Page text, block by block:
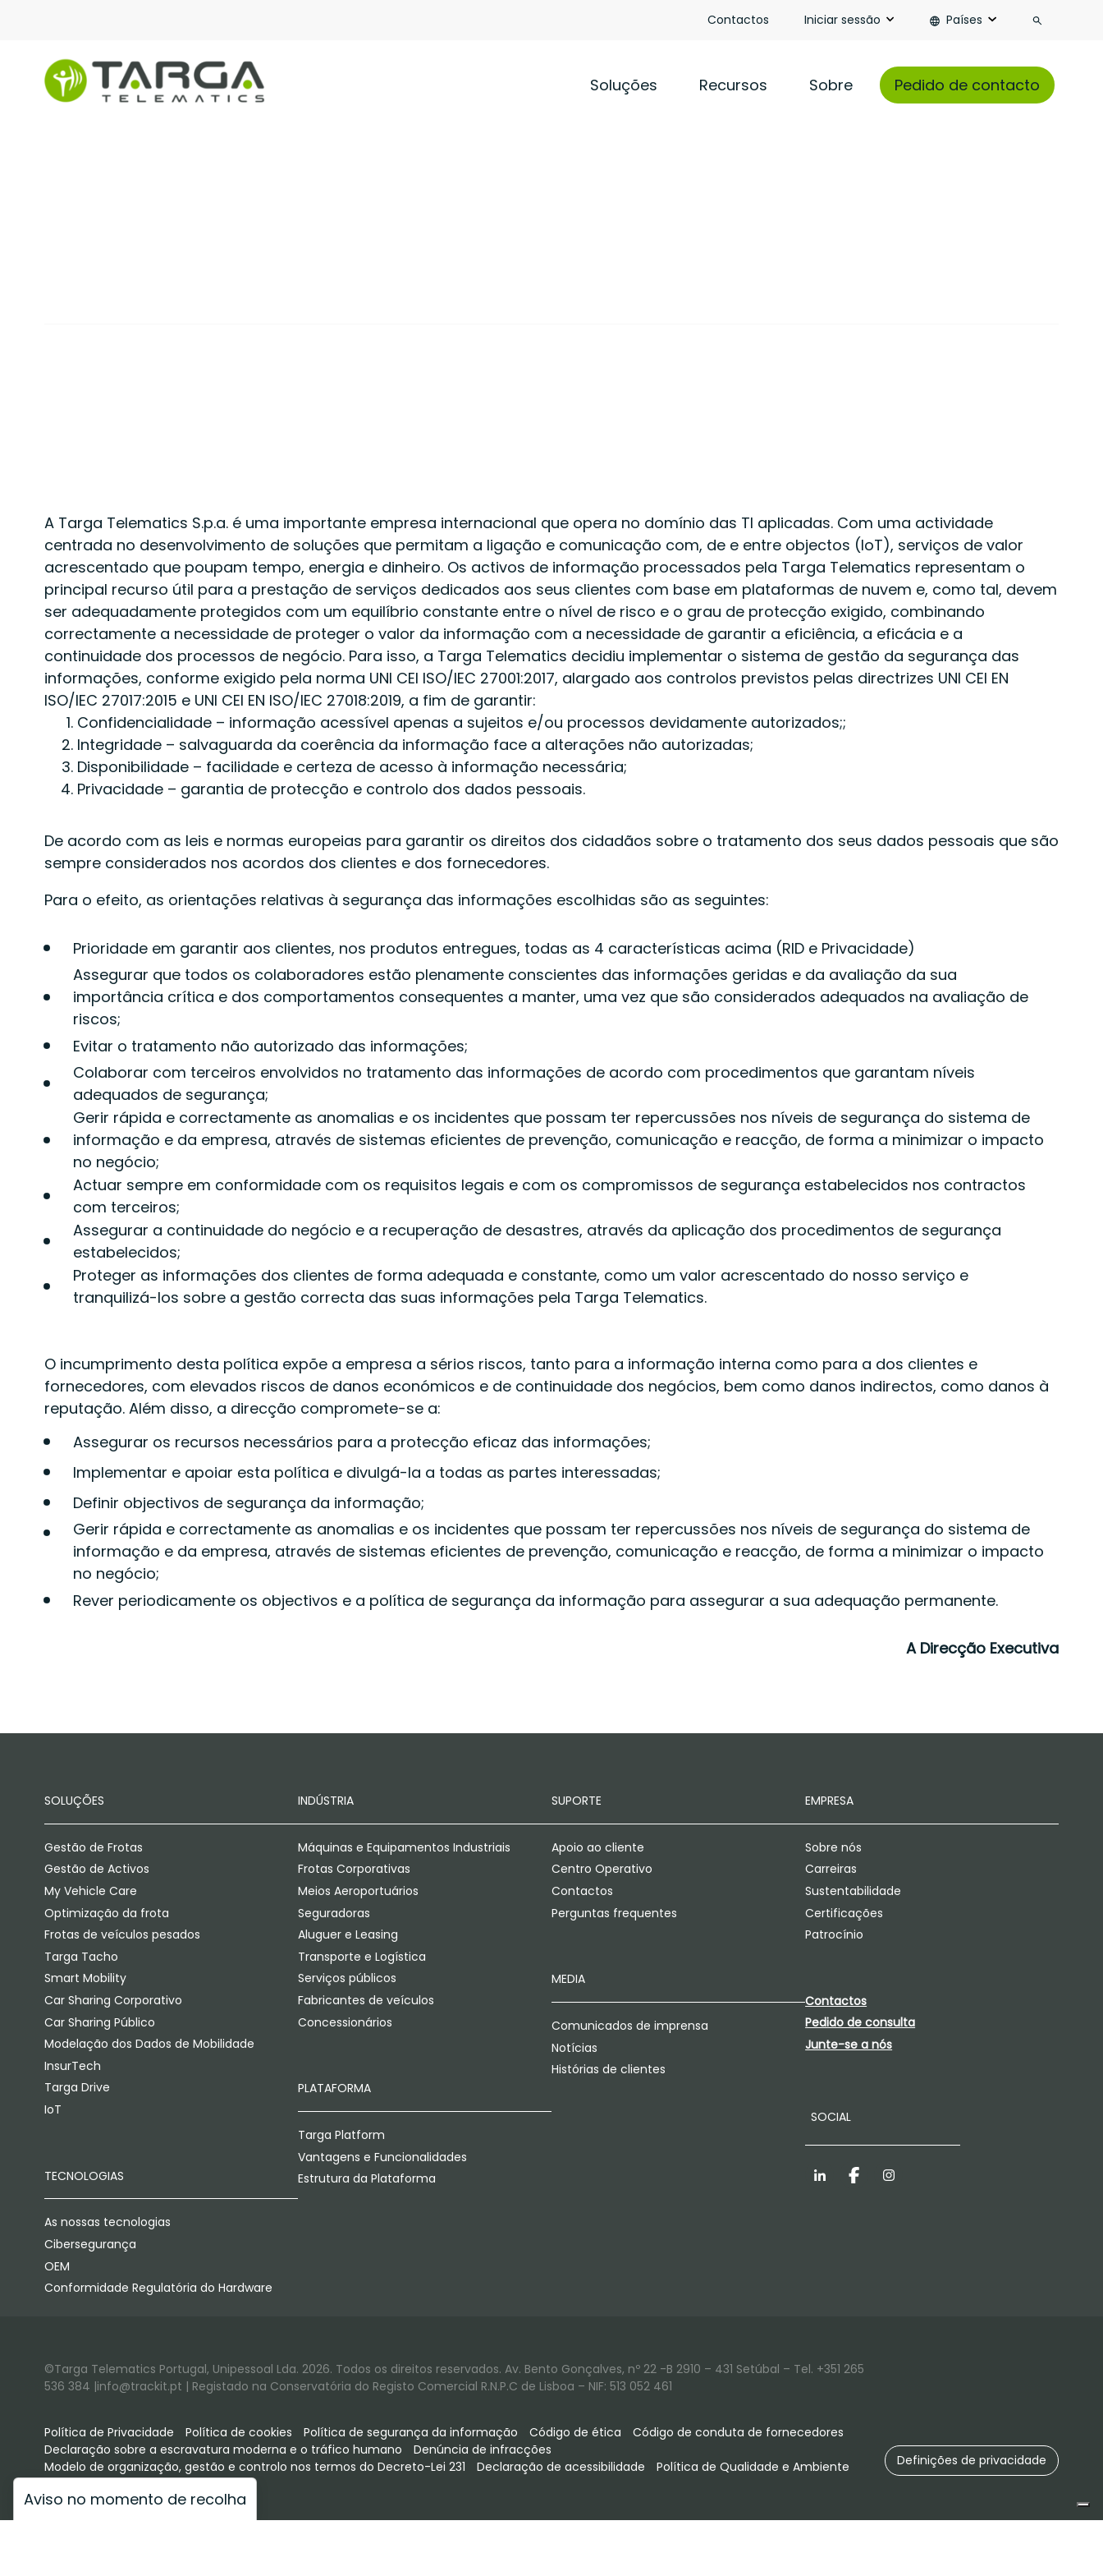
Contactos Iniciar sessão Países
Soluções Recursos Sobre Pedido de contacto
A Targa Telematics S.p.a. é uma importante empresa internacional que opera no domínio das TI aplicadas. Com uma actividade
centrada no desenvolvimento de soluções que permitam a ligação e comunicação com, de e entre objectos (IoT), serviços de valor
acrescentado que poupam tempo, energia e dinheiro. Os activos de informação processados pela Targa Telematics representam o
principal recurso útil para a prestação de serviços dedicados aos seus clientes com base em plataformas de nuvem e, como tal, devem
ser adequadamente protegidos com um equilíbrio constante entre o nível de risco e o grau de protecção exigido, combinando
correctamente a necessidade de proteger o valor da informação com a necessidade de garantir a eficiência, a eficácia e a
continuidade dos processos de negócio. Para isso, a Targa Telematics decidiu implementar o sistema de gestão da segurança das
informações, conforme exigido pela norma UNI CEI ISO/IEC 27001:2017, alargado aos controlos previstos pelas directrizes UNI CEI EN
ISO/IEC 27017:2015 e UNI CEI EN ISO/IEC 27018:2019, a fim de garantir:
Confidencialidade – informação acessível apenas a sujeitos e/ou processos devidamente autorizados;;
Integridade – salvaguarda da coerência da informação face a alterações não autorizadas;
Disponibilidade – facilidade e certeza de acesso à informação necessária;
Privacidade – garantia de protecção e controlo dos dados pessoais.
De acordo com as leis e normas europeias para garantir os direitos dos cidadãos sobre o tratamento dos seus dados pessoais que são
sempre considerados nos acordos dos clientes e dos fornecedores.
Para o efeito, as orientações relativas à segurança das informações escolhidas são as seguintes:
Prioridade em garantir aos clientes, nos produtos entregues, todas as 4 características acima (RID e Privacidade)
Assegurar que todos os colaboradores estão plenamente conscientes das informações geridas e da avaliação da sua
importância crítica e dos comportamentos consequentes a manter, uma vez que são considerados adequados na avaliação de
riscos;
Evitar o tratamento não autorizado das informações;
Colaborar com terceiros envolvidos no tratamento das informações de acordo com procedimentos que garantam níveis
adequados de segurança;
Gerir rápida e correctamente as anomalias e os incidentes que possam ter repercussões nos níveis de segurança do sistema de
informação e da empresa, através de sistemas eficientes de prevenção, comunicação e reacção, de forma a minimizar o impacto
no negócio;
Actuar sempre em conformidade com os requisitos legais e com os compromissos de segurança estabelecidos nos contractos
com terceiros;
Assegurar a continuidade do negócio e a recuperação de desastres, através da aplicação dos procedimentos de segurança
estabelecidos;
Proteger as informações dos clientes de forma adequada e constante, como um valor acrescentado do nosso serviço e
tranquilizá-los sobre a gestão correcta das suas informações pela Targa Telematics.
O incumprimento desta política expõe a empresa a sérios riscos, tanto para a informação interna como para a dos clientes e
fornecedores, com elevados riscos de danos económicos e de continuidade dos negócios, bem como danos indirectos, como danos à
reputação. Além disso, a direcção compromete-se a:
Assegurar os recursos necessários para a protecção eficaz das informações;
Implementar e apoiar esta política e divulgá-la a todas as partes interessadas;
Definir objectivos de segurança da informação;
Gerir rápida e correctamente as anomalias e os incidentes que possam ter repercussões nos níveis de segurança do sistema de
informação e da empresa, através de sistemas eficientes de prevenção, comunicação e reacção, de forma a minimizar o impacto
no negócio;
Rever periodicamente os objectivos e a política de segurança da informação para assegurar a sua adequação permanente.
A Direcção Executiva
SOLUÇÕES
Gestão de Frotas
Gestão de Activos
My Vehicle Care
Optimização da frota
Frotas de veículos pesados
Targa Tacho
Smart Mobility
Car Sharing Corporativo
Car Sharing Público
Modelação dos Dados de Mobilidade
InsurTech
Targa Drive
IoT
TECNOLOGIAS
As nossas tecnologias
Cibersegurança
OEM
Conformidade Regulatória do Hardware
INDÚSTRIA
Máquinas e Equipamentos Industriais
Frotas Corporativas
Meios Aeroportuários
Seguradoras
Aluguer e Leasing
Transporte e Logística
Serviços públicos
Fabricantes de veículos
Concessionários
PLATAFORMA
Targa Platform
Vantagens e Funcionalidades
Estrutura da Plataforma
SUPORTE
Apoio ao cliente
Centro Operativo
Contactos
Perguntas frequentes
MEDIA
Comunicados de imprensa
Notícias
Histórias de clientes
EMPRESA
Sobre nós
Carreiras
Sustentabilidade
Certificações
Patrocínio
Contactos
Pedido de consulta
Junte-se a nós
SOCIAL
LinkedInFacebookInstagram
©Targa Telematics Portugal, Unipessoal Lda. 2026. Todos os direitos reservados. Av. Bento Gonçalves, nº 22 -B 2910 – 431 Setúbal – Tel. +351 265
536 384 |info@trackit.pt | Registado na Conservatória do Registo Comercial R.N.P.C de Lisboa – NIF: 513 052 461
Política de Privacidade Política de cookies Política de segurança da informação Código de ética
Código de conduta de fornecedores
Declaração sobre a escravatura moderna e o tráfico humano
Denúncia de infracções
Modelo de organização, gestão e controlo nos termos do Decreto-Lei 231
Declaração de acessibilidade Política de Qualidade e Ambiente Definições de privacidade
Aviso no momento de recolha